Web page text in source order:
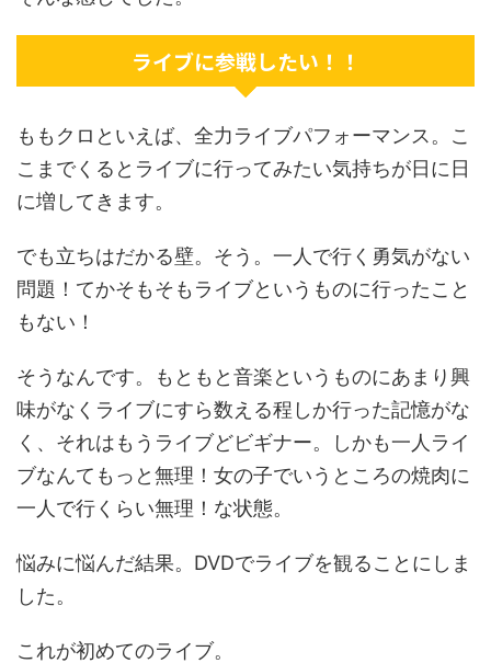
ライブに参戦したい！！
ももクロといえば、全力ライブパフォーマンス。こ
こまでくるとライブに行ってみたい気持ちが日に日
に増してきます。
でも立ちはだかる壁。そう。一人で行く勇気がない
問題！てかそもそもライブというものに行ったこと
もない！
そうなんです。もともと音楽というものにあまり興
味がなくライブにすら数える程しか行った記憶がな
く、それはもうライブどビギナー。しかも一人ライ
ブなんてもっと無理！女の子でいうところの焼肉に
一人で行くらい無理！な状態。
悩みに悩んだ結果。DVDでライブを観ることにしま
した。
これが初めてのライブ。